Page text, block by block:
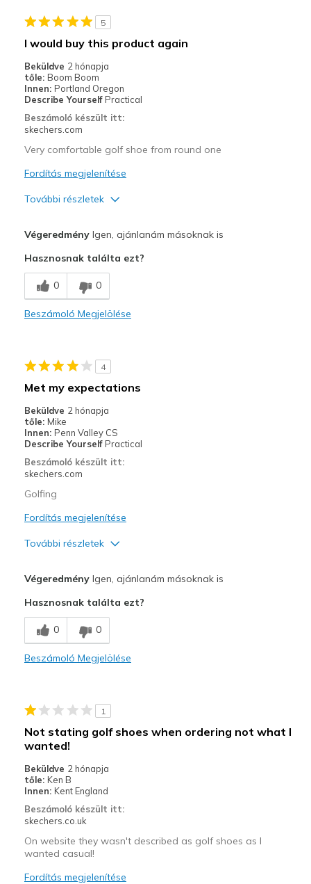
5
I would buy this product again
Beküldve 2 hónapja
tőle: Boom Boom
Innen: Portland Oregon
Describe Yourself Practical
Beszámoló készült itt:
skechers.com
Very comfortable golf shoe from round one
Fordítás megjelenítése
További részletek
Stylish
Width
Sizing
Feels true to size
VégeredményIgen, ajánlanám másoknak is
Hasznosnak találta ezt?
0 0
Beszámoló Megjelölése
4
Met my expectations
Beküldve 2 hónapja
tőle: Mike
Innen: Penn Valley CS
Describe Yourself Practical
Beszámoló készült itt:
skechers.com
Golfing
Fordítás megjelenítése
További részletek
Width
Sizing
View On Shoes
Shoes are for Wearing
VégeredményIgen, ajánlanám másoknak is
Hasznosnak találta ezt?
0 0
Beszámoló Megjelölése
1
Not stating golf shoes when ordering not what I
wanted!
Beküldve 2 hónapja
tőle: Ken B
Innen: Kent England
Beszámoló készült itt:
skechers.co.uk
On website they wasn't described as golf shoes as I
wanted casual!
Fordítás megjelenítése